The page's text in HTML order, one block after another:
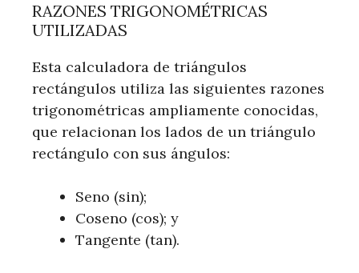
RAZONES TRIGONOMÉTRICAS
UTILIZADAS
Esta calculadora de triángulos
rectángulos utiliza las siguientes razones
trigonométricas ampliamente conocidas,
que relacionan los lados de un triángulo
rectángulo con sus ángulos:
Seno (sin);
Coseno (cos); y
Tangente (tan).